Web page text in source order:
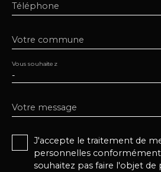
Téléphone
Votre commune
-
Vous souhaitez
Votre message
J'accepte le traitement de
personnelles conformément
souhaitez pas faire l'objet